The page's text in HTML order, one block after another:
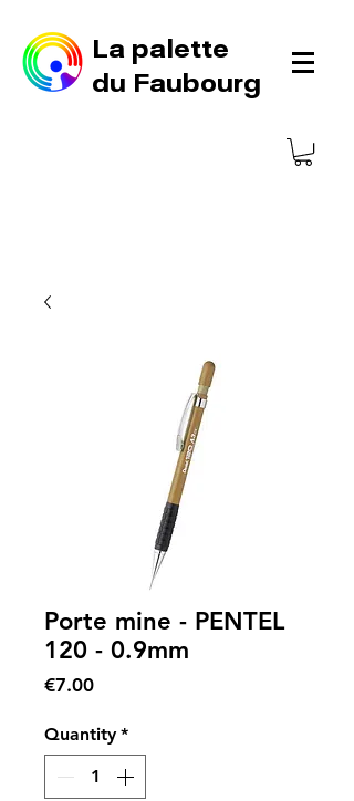
La palette
du Faubourg
Porte mine - PENTEL
120 - 0.9mm
€7.00Price
Quantity *